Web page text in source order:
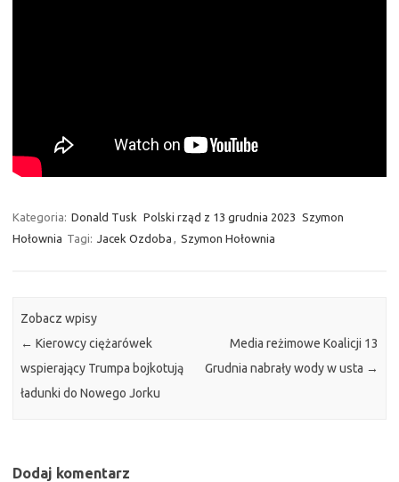
Kategoria: Donald Tusk Polski rząd z 13 grudnia 2023 Szymon
Hołownia Tagi: Jacek Ozdoba , Szymon Hołownia
Zobacz wpisy
← Kierowcy ciężarówek
wspierający Trumpa bojkotują
ładunki do Nowego Jorku
Media reżimowe Koalicji 13
Grudnia nabrały wody w usta →
Dodaj komentarz